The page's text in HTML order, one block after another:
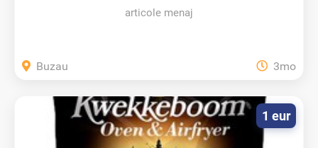
articole menaj
Buzau 3mo
1 eur